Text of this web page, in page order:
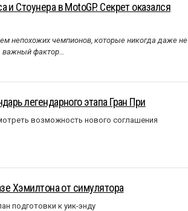
Стоунера в MotoGP. Секрет оказался
непохожих чемпионов, которые никогда даже не
важный фактор…
легендарного этапа Гран При
возможность нового соглашения
Хэмилтона от симулятора
подготовки к уик-энду